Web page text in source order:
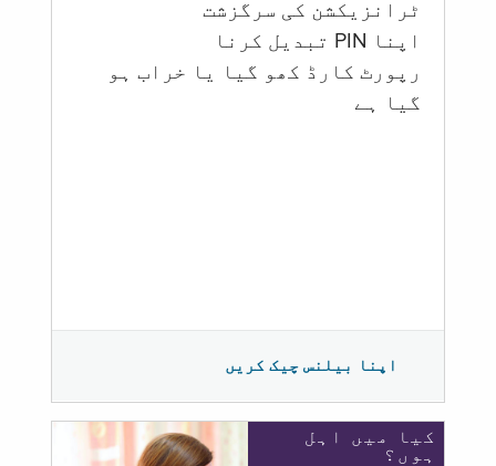
ٹرانزیکشن کی سرگزشت
اپنا PIN تبدیل کرنا
رپورٹ کارڈ کھو گیا یا خراب ہو
گيا ہے
اپنا بیلنس چیک کریں
کیا میں اہل
ہوں؟